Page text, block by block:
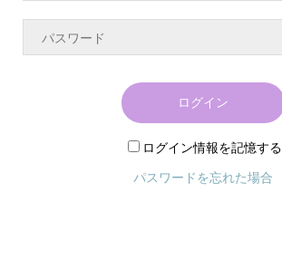
ログイン
ログイン情報を記憶する
パスワードを忘れた場合